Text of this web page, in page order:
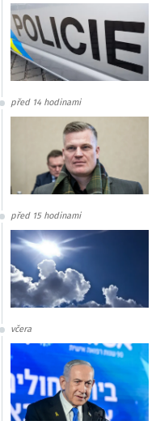
před 14 hodinami
před 15 hodinami
včera